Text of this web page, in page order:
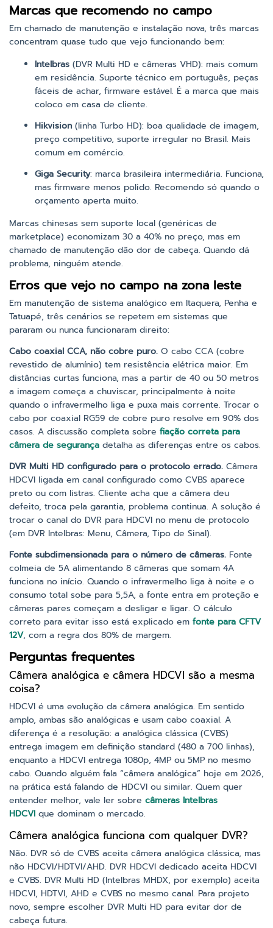
Marcas que recomendo no campo
Em chamado de manutenção e instalação nova, três marcas
concentram quase tudo que vejo funcionando bem:
Intelbras (DVR Multi HD e câmeras VHD): mais comum
em residência. Suporte técnico em português, peças
fáceis de achar, firmware estável. É a marca que mais
coloco em casa de cliente.
Hikvision(linha Turbo HD): boa qualidade de imagem,
preço competitivo, suporte irregular no Brasil. Mais
comum em comércio.
Giga Security: marca brasileira intermediária. Funciona,
mas firmware menos polido. Recomendo só quando o
orçamento aperta muito.
Marcas chinesas sem suporte local (genéricas de
marketplace) economizam 30 a 40% no preço, mas em
chamado de manutenção dão dor de cabeça. Quando dá
problema, ninguém atende.
Erros que vejo no campo na zona leste
Em manutenção de sistema analógico em Itaquera, Penha e
Tatuapé, três cenários se repetem em sistemas que
pararam ou nunca funcionaram direito:
Cabo coaxial CCA, não cobre puro. O cabo CCA (cobre
revestido de alumínio) tem resistência elétrica maior. Em
distâncias curtas funciona, mas a partir de 40 ou 50 metros
a imagem começa a chuviscar, principalmente à noite
quando o infravermelho liga e puxa mais corrente. Trocar o
cabo por coaxial RG59 de cobre puro resolve em 90% dos
casos. A discussão completa sobre fiação correta para
câmera de segurança detalha as diferenças entre os cabos.
DVR Multi HD configurado para o protocolo errado. Câmera
HDCVI ligada em canal configurado como CVBS aparece
preto ou com listras. Cliente acha que a câmera deu
defeito, troca pela garantia, problema continua. A solução é
trocar o canal do DVR para HDCVI no menu de protocolo
(em DVR Intelbras: Menu, Câmera, Tipo de Sinal).
Fonte subdimensionada para o número de câmeras. Fonte
colmeia de 5A alimentando 8 câmeras que somam 4A
funciona no início. Quando o infravermelho liga à noite e o
consumo total sobe para 5,5A, a fonte entra em proteção e
câmeras pares começam a desligar e ligar. O cálculo
correto para evitar isso está explicado em fonte para CFTV
12V, com a regra dos 80% de margem.
Perguntas frequentes
Câmera analógica e câmera HDCVI são a mesma
coisa?
HDCVI é uma evolução da câmera analógica. Em sentido
amplo, ambas são analógicas e usam cabo coaxial. A
diferença é a resolução: a analógica clássica (CVBS)
entrega imagem em definição standard (480 a 700 linhas),
enquanto a HDCVI entrega 1080p, 4MP ou 5MP no mesmo
cabo. Quando alguém fala “câmera analógica” hoje em 2026,
na prática está falando de HDCVI ou similar. Quem quer
entender melhor, vale ler sobre câmeras Intelbras
HDCVI que dominam o mercado.
Câmera analógica funciona com qualquer DVR?
Não. DVR só de CVBS aceita câmera analógica clássica, mas
não HDCVI/HDTVI/AHD. DVR HDCVI dedicado aceita HDCVI
e CVBS. DVR Multi HD (Intelbras MHDX, por exemplo) aceita
HDCVI, HDTVI, AHD e CVBS no mesmo canal. Para projeto
novo, sempre escolher DVR Multi HD para evitar dor de
cabeça futura.